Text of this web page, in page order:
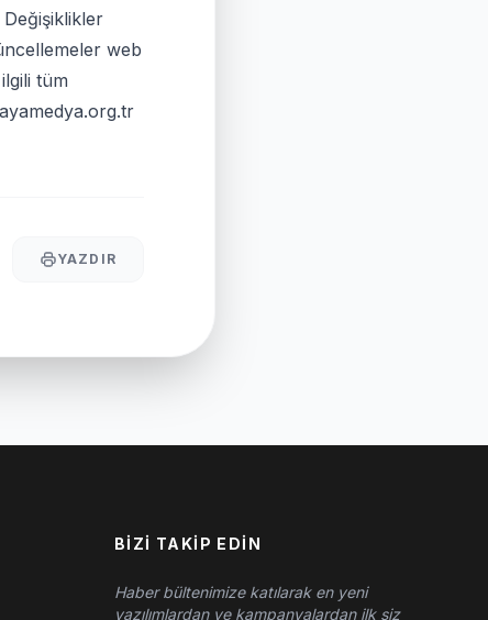
web
tüm
YAZDIR
BIZI TAKIP EDIN
Haber bültenimize katılarak en yeni
yazılımlardan ve kampanyalardan ilk siz